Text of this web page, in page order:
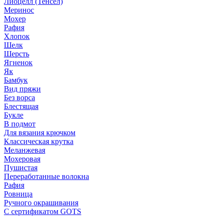
Меринос
Мохер
Рафия
Хлопок
Шелк
Шерсть
Ягненок
Як
Бамбук
Вид пряжи
Без ворса
Блестящая
Букле
В подмот
Для вязания крючком
Классическая крутка
Меланжевая
Мохеровая
Пушистая
Переработанные волокна
Рафия
Ровница
Ручного окрашивания
С сертификатом GOTS